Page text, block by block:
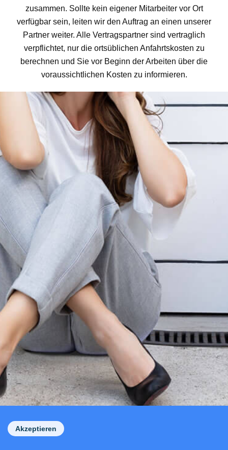
zusammen. Sollte kein eigener Mitarbeiter vor Ort
verfügbar sein, leiten wir den Auftrag an einen unserer
Partner weiter. Alle Vertragspartner sind vertraglich
verpflichtet, nur die ortsüblichen Anfahrtskosten zu
berechnen und Sie vor Beginn der Arbeiten über die
voraussichtlichen Kosten zu informieren.
Akzeptieren